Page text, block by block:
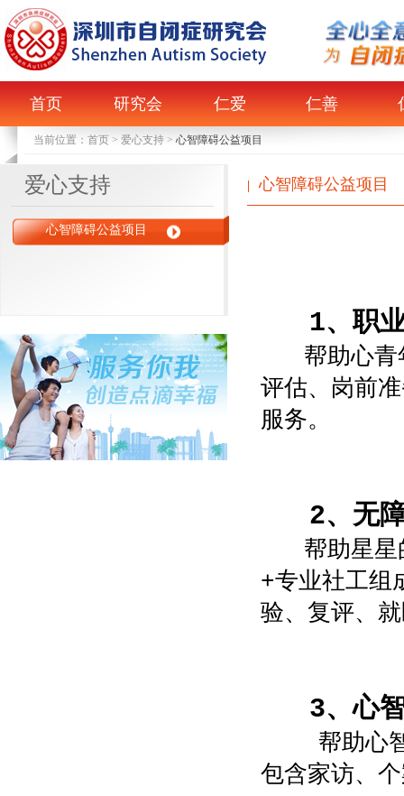
首页 研究会 仁爱 仁善
当前位置： 首页 > 爱心支持 > 心智障碍公益项目
爱心支持
心智障碍公益项目
心智障碍公益项目
1、职业
帮助心青
评估、岗前
服务。
2、无障
帮助星星
+专业社工组
验、复评、
3、心智
帮助心智
包含家访、